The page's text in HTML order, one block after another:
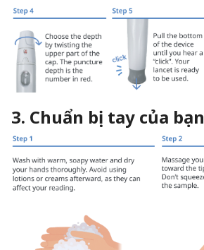
3. Chuẩn bị tay của bạn